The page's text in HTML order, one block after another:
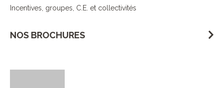
Incentives, groupes, C.E. et collectivités
NOS BROCHURES